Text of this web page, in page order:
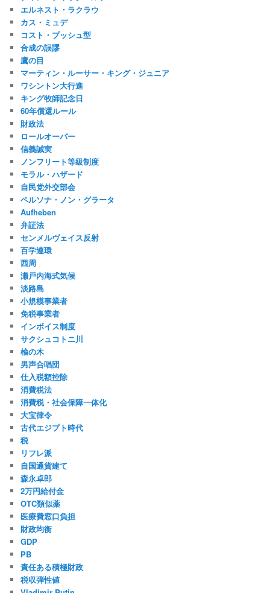
エルネスト・ラクラウ
カス・ミュデ
コスト・プッシュ型
合成の誤謬
鷹の目
マーティン・ルーサー・キング・ジュニア
ワシントン大行進
キング牧師記念日
60年償還ルール
財政法
ロールオーバー
信義誠実
ノンフリート等級制度
モラル・ハザード
自民党外交部会
ペルソナ・ノン・グラータ
Aufheben
弁証法
センメルヴェイス反射
百学連環
西周
瀬戸内海式気候
淡路島
小規模事業者
免税事業者
インボイス制度
サクシュコトニ川
楡の木
男声合唱団
仕入税額控除
消費税法
消費税・社会保障一体化
大宝律令
古代エジプト時代
税
リフレ派
自国通貨建て
森永卓郎
2万円給付金
OTC類似薬
医療費窓口負担
財政均衡
GDP
PB
責任ある積極財政
税収弾性値